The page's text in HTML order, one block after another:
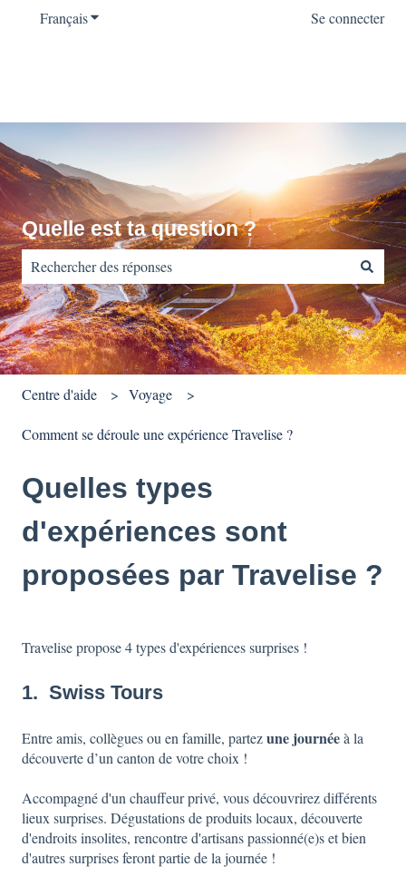
FrançaisAfficher le sous-menu pour les traductionsSe connecter
Quelle est ta question ?
Il n'y a aucune suggestion car le champ de recherche est vide.
Centre d'aide Voyage
Comment se déroule une expérience Travelise ?
Quelles types
d'expériences sont
proposées par Travelise ?
Travelise propose 4 types d'expériences surprises !
1. Swiss Tours
Entre amis, collègues ou en famille, partezune journéeà la
découverte d’un canton de votre choix !
Accompagné d'un chauffeur privé, vous découvrirez différents
lieux surprises. Dégustations de produits locaux, découverte
d'endroits insolites, rencontre d'artisans passionné(e)s et bien
d'autres surprises feront partie de la journée !